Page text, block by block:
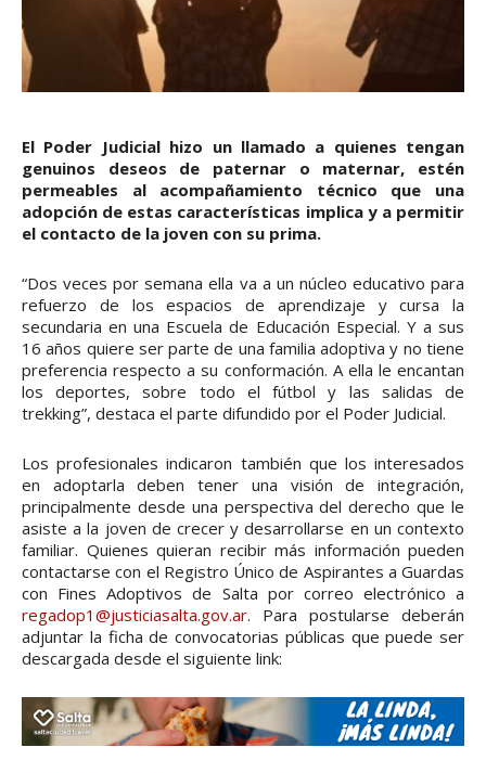
El Poder Judicial hizo un llamado a quienes tengan
genuinos deseos de paternar o maternar, estén
permeables al acompañamiento técnico que una
adopción de estas características implica y a permitir
el contacto de la joven con su prima.
“Dos veces por semana ella va a un núcleo educativo para
refuerzo de los espacios de aprendizaje y cursa la
secundaria en una Escuela de Educación Especial. Y a sus
16 años quiere ser parte de una familia adoptiva y no tiene
preferencia respecto a su conformación. A ella le encantan
los deportes, sobre todo el fútbol y las salidas de
trekking”, destaca el parte difundido por el Poder Judicial.
Los profesionales indicaron también que los interesados
en adoptarla deben tener una visión de integración,
principalmente desde una perspectiva del derecho que le
asiste a la joven de crecer y desarrollarse en un contexto
familiar. Quienes quieran recibir más información pueden
contactarse con el Registro Único de Aspirantes a Guardas
con Fines Adoptivos de Salta por correo electrónico a
regadop1@justiciasalta.gov.ar. Para postularse deberán
adjuntar la ficha de convocatorias públicas que puede ser
descargada desde el siguiente link: